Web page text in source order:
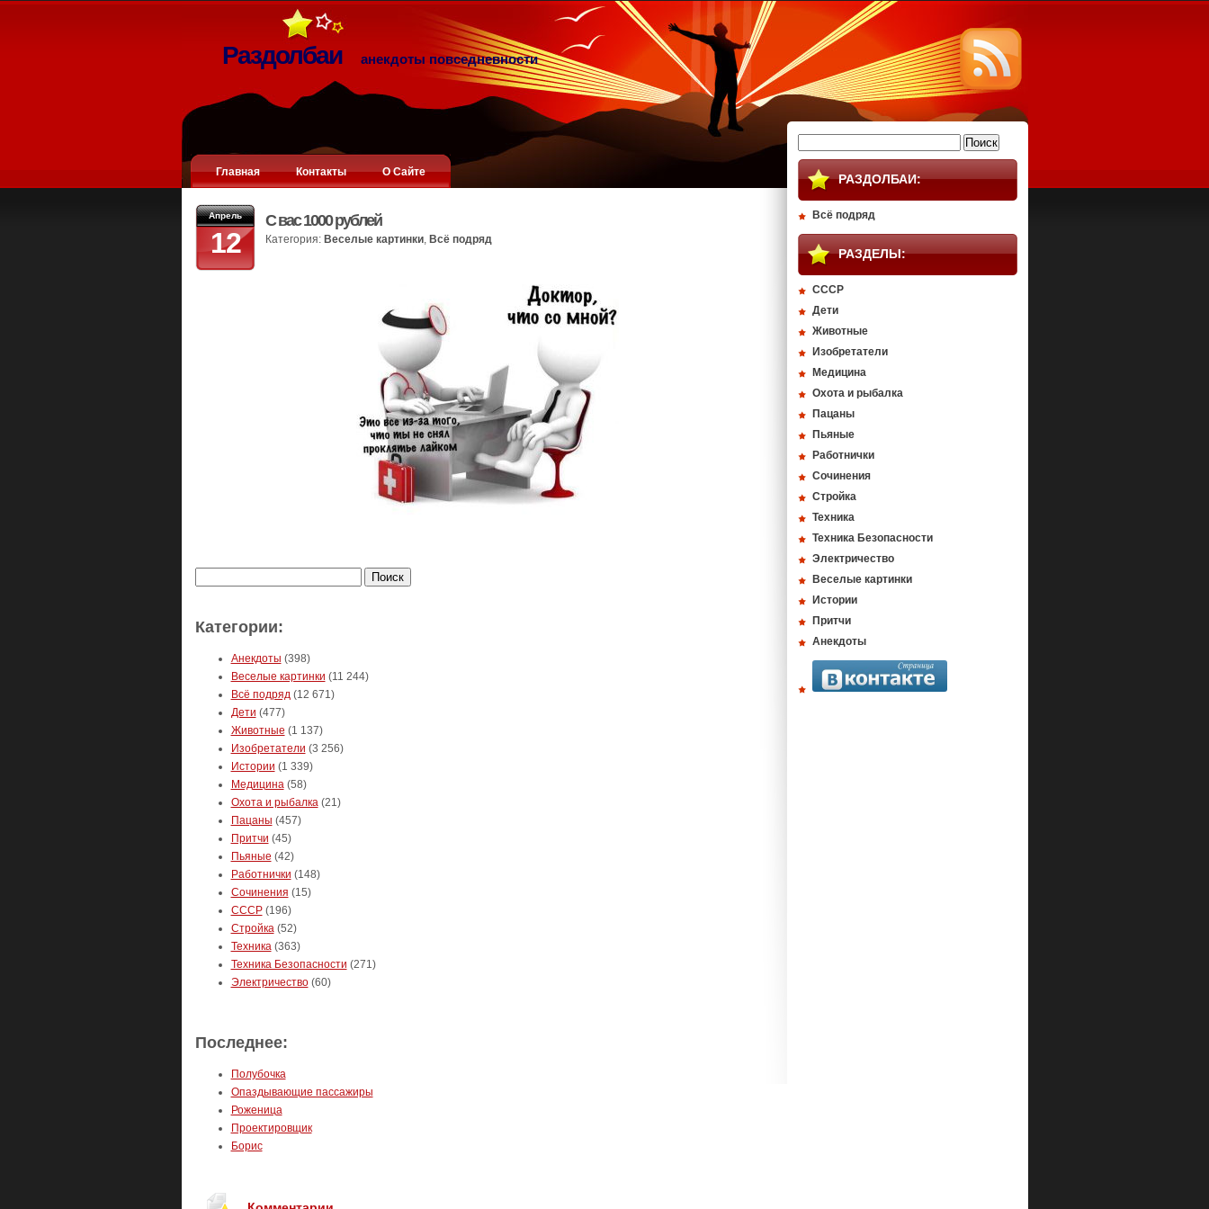
Раздолбаи анекдоты повседневности
Главная Контакты О Сайте
Апрель
12
С вас 1000 рублей
Категория: Веселые картинки, Всё подряд
Категории:
Анекдоты (398)
Веселые картинки (11 244)
Всё подряд(12 671)
Дети (477)
Животные (1 137)
Изобретатели (3 256)
Истории (1 339)
Медицина(58)
Охота и рыбалка(21)
Пацаны (457)
Притчи (45)
Пьяные (42)
Работнички (148)
Сочинения (15)
СССР(196)
Стройка(52)
Техника(363)
Техника Безопасности (271)
Электричество(60)
Последнее:
Полубочка
Опаздывающие пассажиры
Роженица
Проектировщик
Борис
РАЗДОЛБАИ:
Всё подряд
РАЗДЕЛЫ:
СССР
Дети
Животные
Изобретатели
Медицина
Охота и рыбалка
Пацаны
Пьяные
Работнички
Сочинения
Стройка
Техника
Техника Безопасности
Электричество
Веселые картинки
Истории
Притчи
Анекдоты